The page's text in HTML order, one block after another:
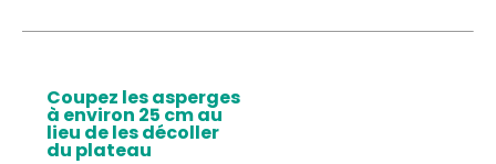
Coupez les asperges
à environ 25 cm au
lieu de les décoller
du plateau